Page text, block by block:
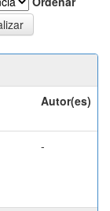
Autor(es)
-